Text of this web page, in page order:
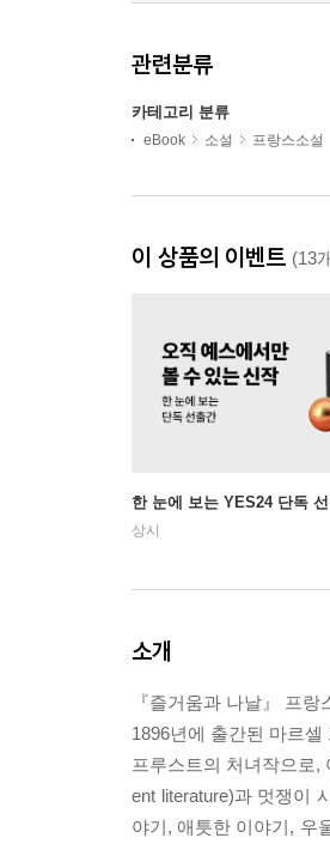
관련분류
카테고리 분류
eBook 소설 프랑스소설
이 상품의 이벤트 (13
한 눈에 보는 YES24 단독
상시
소개
『즐거움과 나날』 프랑
1896년에 출간된 마르
프루스트의 처녀작으로,
ent literature)과 멋쟁이
야기, 애틋한 이야기, 우